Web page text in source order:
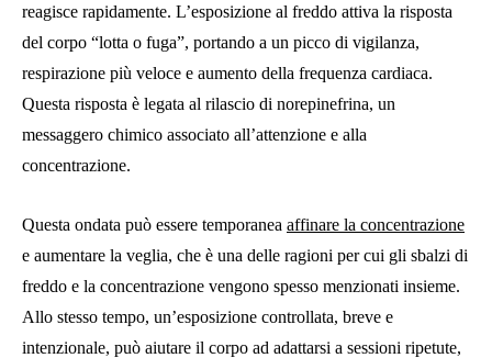
reagisce rapidamente. L’esposizione al freddo attiva la risposta
del corpo “lotta o fuga”, portando a un picco di vigilanza,
respirazione più veloce e aumento della frequenza cardiaca.
Questa risposta è legata al rilascio di norepinefrina, un
messaggero chimico associato all’attenzione e alla
concentrazione.
Questa ondata può essere temporanea affinare la concentrazione
e aumentare la veglia, che è una delle ragioni per cui gli sbalzi di
freddo e la concentrazione vengono spesso menzionati insieme.
Allo stesso tempo, un’esposizione controllata, breve e
intenzionale, può aiutare il corpo ad adattarsi a sessioni ripetute,